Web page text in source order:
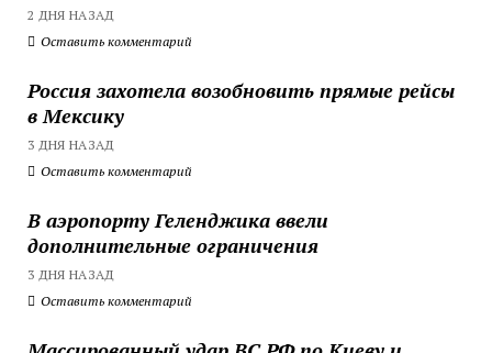
2 ДНЯ НАЗАД
Оставить комментарий
Россия захотела возобновить прямые рейсы
в Мексику
3 ДНЯ НАЗАД
Оставить комментарий
В аэропорту Геленджика ввели
дополнительные ограничения
3 ДНЯ НАЗАД
Оставить комментарий